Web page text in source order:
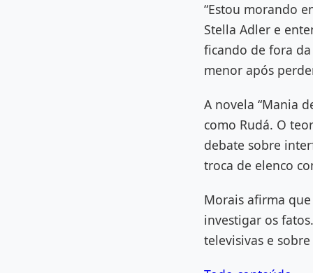
“Estou morando
Stella Adler e
ficando de fora
menor após
A novela “Mania
como Rudá. O
debate sobre
troca de elenco
Morais afirma
investigar os
televisivas e